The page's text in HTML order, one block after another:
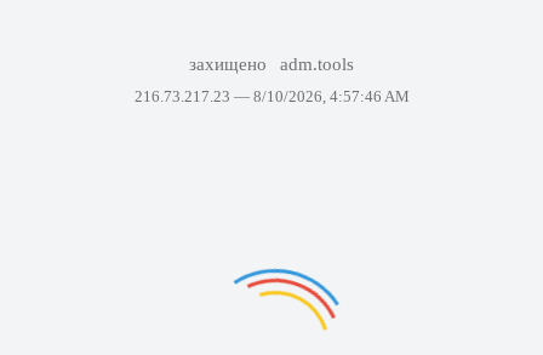
захищено adm.tools
216.73.217.23 — 8/10/2026, 4:57:46 AM